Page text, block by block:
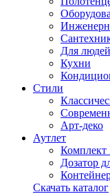
Для
Кухни
Стили
Арт-деко
Аутлет
Комплект
Дозатор
Скачать каталог